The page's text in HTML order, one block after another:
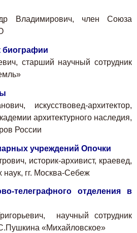
Владимирович, член Союза
старший научный сотрудник
искусствовед-архитектор,
архитектурного наследия,
России
учреждений Опочки
историк-архивист, краевед,
наук, гг. Москва-Себеж
телеграфного отделения в
научный сотрудник
«Михайловское»